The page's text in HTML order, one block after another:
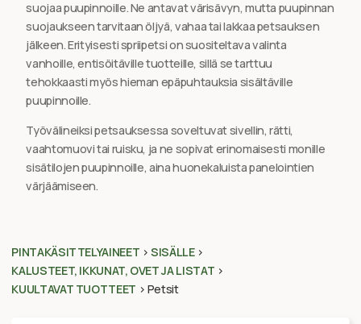
suojaa puupinnoille. Ne antavat värisävyn, mutta puupinnan
suojaukseen tarvitaan öljyä, vahaa tai lakkaa petsauksen
jälkeen. Erityisesti spriipetsi on suositeltava valinta
vanhoille, entisöitäville tuotteille, sillä se tarttuu
tehokkaasti myös hieman epäpuhtauksia sisältäville
puupinnoille.
Työvälineiksi petsauksessa soveltuvat sivellin, rätti,
vaahtomuovi tai ruisku, ja ne sopivat erinomaisesti monille
sisätilojen puupinnoille, aina huonekaluista panelointien
värjäämiseen.
PINTAKÄSITTELYAINEET >SISÄLLE>
KALUSTEET, IKKUNAT, OVET JA LISTAT >
KUULTAVAT TUOTTEET > Petsit